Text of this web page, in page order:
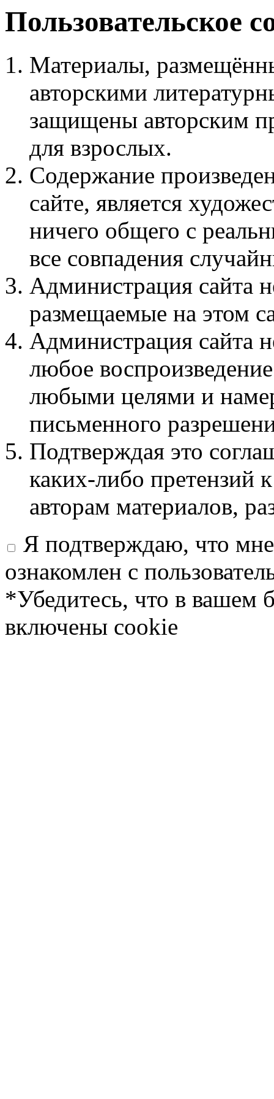
Пользовательское
Материалы,
авторскими
защищены авторским
для взрослых.
Содержание
сайте, является
ничего общего с
все совпадения
Администрация сайта
размещаемые на этом
Администрация сайта
любое
любыми целями и
письменного
Подтверждая это
каких-либо претензий
авторам материалов,
Я подтверждаю, что
ознакомлен с
*Убедитесь, что в вашем
включены cookie